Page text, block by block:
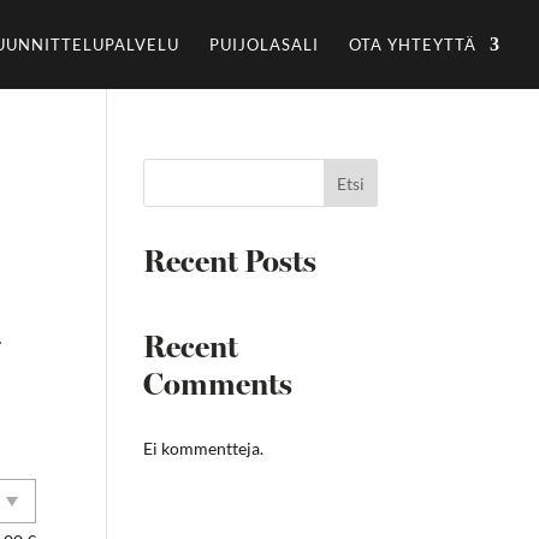
PUIJOLASALI OTA YHTEYTTÄ
Etsi
Recent Posts
Recent
Comments
Ei kommentteja.